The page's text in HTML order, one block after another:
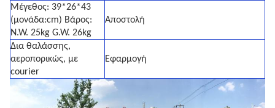
Μέγεθος: 39*26*43
(μονάδα:cm) Βάρος:
N.W. 25kg G.W. 26kg
Αποστολή
Δια θαλάσσης,
αεροπορικώς, με
courier
Εφαρμογή